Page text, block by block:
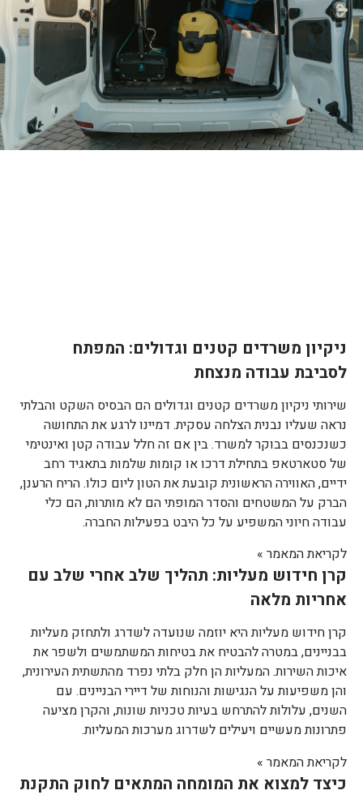
ניקיון משרדים קטנים וגדולים: המפתח
לסביבת עבודה מנצחת
שירותי ניקיון משרדים קטנים וגדולים הם הבסיס השקט והבלתי
נראה שעליו נבנית הצלחה עסקית. דמיינו לרגע את התחושה
כשנכנסים בבוקר למשרד. בין אם זה חלל עבודה קטן ואינטימי
של סטארטאפ בתחילת דרכו או קומות שלמות בתאגיד רחב
ידיים, האווירה הראשונית קובעת את הטון ליום כולו. הריח הרענן,
הברק על המשטחים והסדר המופתי הם לא מותרות, הם כלי
עבודה חיוני המשפיע על כל היבט בפעילות החברה.
לקריאת המאמר »
קרן חידוש מעליות: תהליך שלב אחרי שלב עם
אחריות מלאה
קרן חידוש מעליות היא יוזמה שנועדה לשדרג ולתחזק מעליות
בבניינים, במטרה להבטיח את בטיחות המשתמשים ולשפר את
איכות השירות. המעליות הן חלק בלתי נפרד מהתשתית העירונית,
והן משפיעות על הנגישות והנוחות של דיירי הבניינים. עם
השנים, עלולות להתרחש בעיות טכניות שונות, והקרן מציעה
פתרונות מעשיים ויעילים לשדרוג מערכות המעליות.
לקריאת המאמר »
כיצד למצוא את המומחה המתאים לחוק התקנת